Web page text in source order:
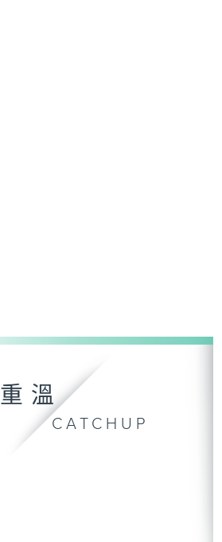
重溫
CATCHUP